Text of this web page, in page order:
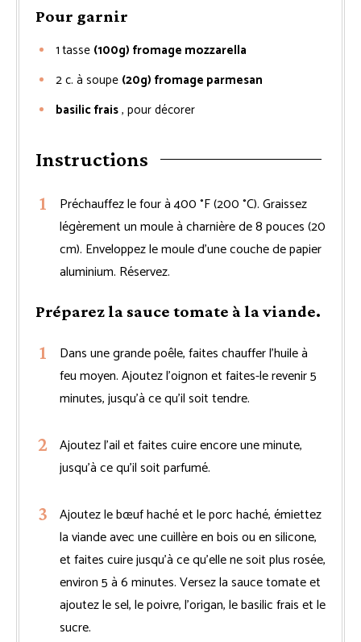
Pour garnir
1 tasse (100g) fromage mozzarella
2c. à soupe (20g) fromage parmesan
basilic frais, pour décorer
Instructions
Préchauffez le four à 400 °F (200 °C). Graissez
légèrement un moule à charnière de 8 pouces (20
cm). Enveloppez le moule d’une couche de papier
aluminium. Réservez.
Préparez la sauce tomate à la viande.
Dans une grande poêle, faites chauffer l’huile à
feu moyen. Ajoutez l’oignon et faites-le revenir 5
minutes, jusqu’à ce qu’il soit tendre.
Ajoutez l’ail et faites cuire encore une minute,
jusqu’à ce qu’il soit parfumé.
Ajoutez le bœuf haché et le porc haché, émiettez
la viande avec une cuillère en bois ou en silicone,
et faites cuire jusqu’à ce qu’elle ne soit plus rosée,
environ 5 à 6 minutes. Versez la sauce tomate et
ajoutez le sel, le poivre, l’origan, le basilic frais et le
sucre.